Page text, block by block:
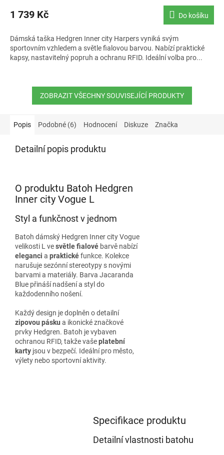
1 739 Kč Do košíku
Dámská taška Hedgren Inner city Harpers vyniká svým
sportovním vzhledem a světle fialovou barvou. Nabízí praktické
kapsy, nastavitelný popruh a ochranu RFID. Ideální volba pro...
ZOBRAZIT VŠECHNY SOUVISEJÍCÍ PRODUKTY
Popis Podobné (6) Hodnocení Diskuze Značka
Detailní popis produktu
O produktu Batoh Hedgren
Inner city Vogue L
Styl a funkčnost v jednom
Batoh dámský Hedgren Inner city Vogue
velikosti L vesvětle fialové barvě nabízí
eleganci a praktickéfunkce. Kolekce
narušuje sezónní stereotypy s novými
barvami a materiály. Barva Jacaranda
Blue přináší nadšení a styl do
každodenního nošení.
Každý design je doplněn o detailní
zipovou pásku a ikonické značkové
prvky Hedgren. Batoh je vybaven
ochranou RFID, takže vašeplatební
karty jsou v bezpečí. Ideální pro město,
výlety nebo sportovní aktivity.
Specifikace produktu
Detailní vlastnosti batohu